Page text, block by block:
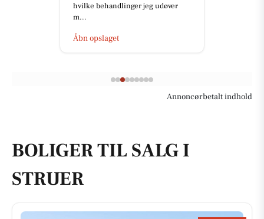
hvilke behandlinger jeg udøver
m...
Åbn opslaget
Annoncørbetalt indhold
BOLIGER TIL SALG I
STRUER